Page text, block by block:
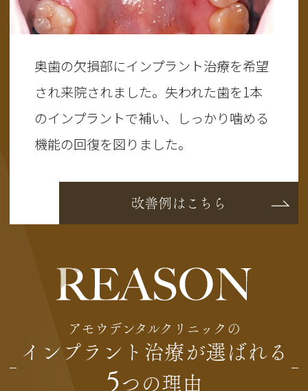
奥歯の欠損部にインプラント治療を希望
され来院されました。失われた歯を1本
のインプラントで補い、しっかり噛める
機能の回復を図りました。
改善例はこちら
アモウデンタルクリニックの
インプラント治療が選ばれる
5 つの理由